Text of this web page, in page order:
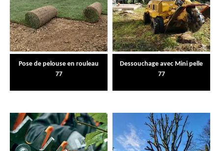
Pose de pelouse en rouleau
77
Dessouchage avec Mini pelle
77